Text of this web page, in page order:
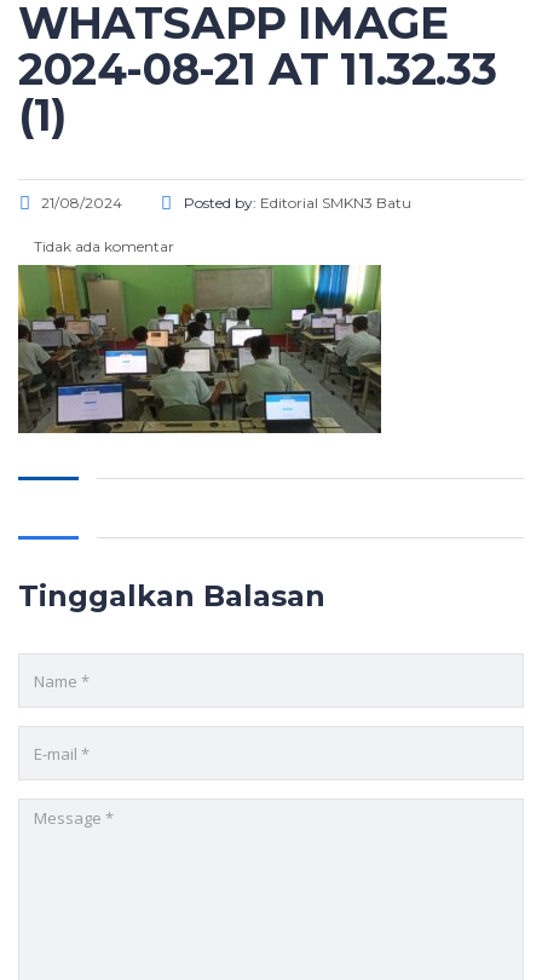
WHATSAPP IMAGE
2024-08-21 AT 11.32.33
(1)
21/08/2024 Posted by: Editorial SMKN3 Batu
Tidak ada komentar
Tinggalkan Balasan